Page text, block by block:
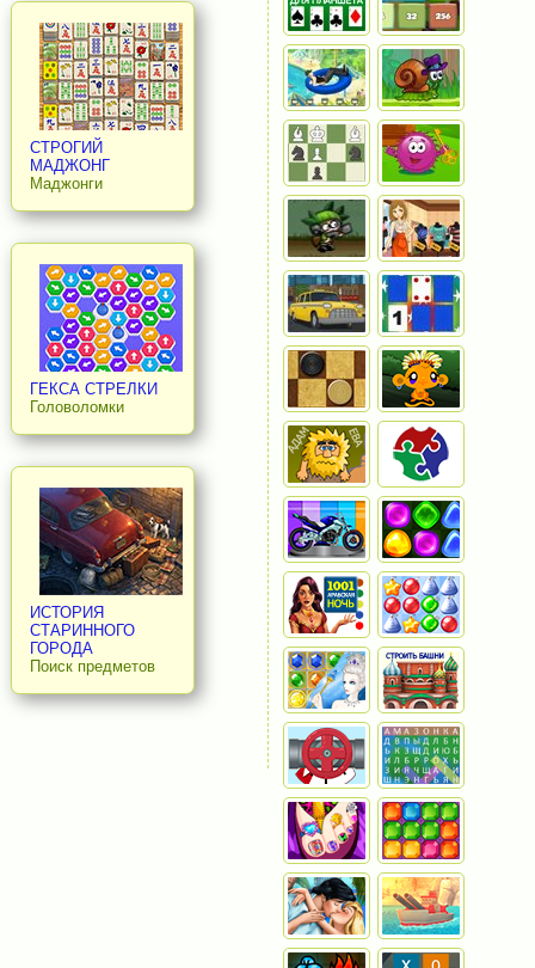
СТРОГИЙ
МАДЖОНГ
Маджонги
ГЕКСА СТРЕЛКИ
Головоломки
ИСТОРИЯ
СТАРИННОГО
ГОРОДА
Поиск предметов